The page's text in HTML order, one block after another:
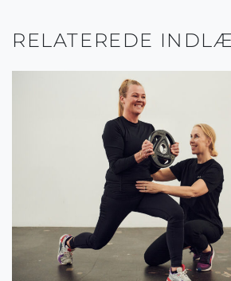
RELATEREDE